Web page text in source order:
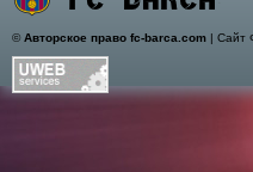
©Авторское право fc-barca.com| Сайт